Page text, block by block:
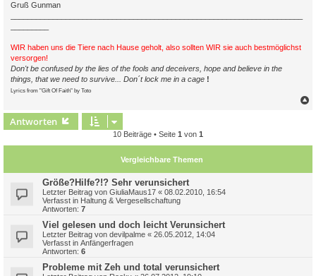
Gruß Gunman
WIR haben uns die Tiere nach Hause geholt, also sollten WIR sie auch bestmöglichst
versorgen!
Don't be confused by the lies of the fools and deceivers, hope and believe in the
things, that we need to survive... Don´t lock me in a cage !
Lyrics from "Gift Of Faith" by Toto
Antworten
10 Beiträge • Seite 1 von 1
Vergleichbare Themen
Größe?Hilfe?!? Sehr verunsichert
Letzter Beitrag von GiuliaMaus17 « 08.02.2010, 16:54
Verfasst in Haltung & Vergesellschaftung
Antworten: 7
Viel gelesen und doch leicht Verunsichert
Letzter Beitrag von devilpalme « 26.05.2012, 14:04
Verfasst in Anfängerfragen
Antworten: 6
Probleme mit Zeh und total verunsichert